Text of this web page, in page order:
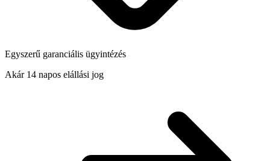
Egyszerű garanciális ügyintézés
Akár 14 napos elállási jog